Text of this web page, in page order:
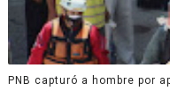
PNB capturó a hombre por